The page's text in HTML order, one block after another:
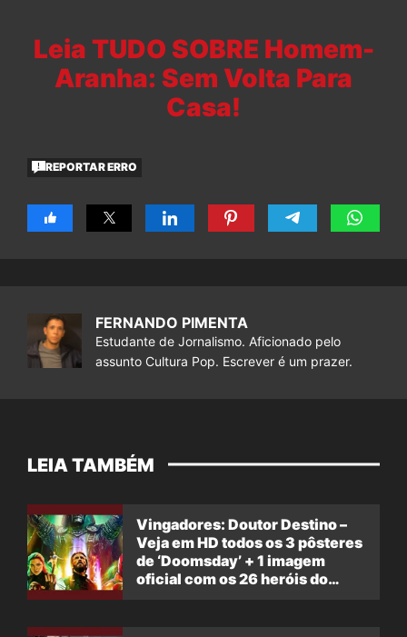
Leia TUDO SOBRE Homem-
Aranha: Sem Volta Para
Casa!
REPORTAR ERRO
FERNANDO PIMENTA
Estudante de Jornalismo. Aficionado pelo
assunto Cultura Pop. Escrever é um prazer.
LEIA TAMBÉM
Vingadores: Doutor Destino –
Veja em HD todos os 3 pôsteres
de ‘Doomsday’ + 1 imagem
oficial com os 26 heróis do